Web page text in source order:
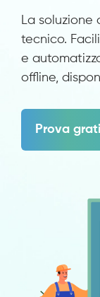
La
tecnico.
e
offline,
Prova